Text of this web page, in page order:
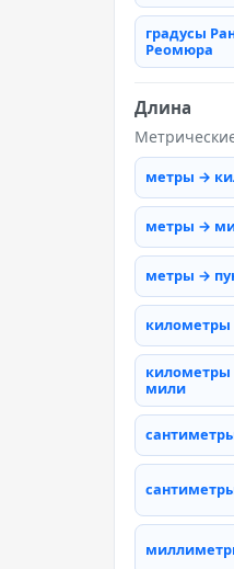
градусы
Реомюра
Длина
метры →
метры →
метры →
мили